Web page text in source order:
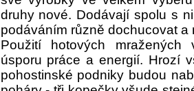
druhy nové. Dodávají spolu s
podáváním různě dochucovat a
Použití hotových mražených
úsporu práce a energií. Hrozí
pohostinské podniky budou